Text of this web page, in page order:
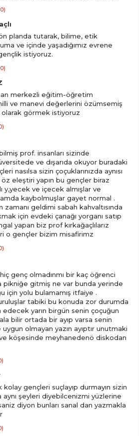
0)
planda tutarak, bilime, etik
ve içinde yaşadığımız evrene
istiyoruz.
0)
merkezli eğitim-öğretim
ve manevi değerlerini özümsemiş
görmek istiyoruz
)
prof. insanları sizinde
ve dışarıda okuyor buradaki
nasılsa sizin çoçuklarınızda aynısı
öz eleştiri yapın bu gençler biraz
y,yecek ve içecek almışlar ve
kaybolmuşlar gayet normal .
zamanı geldimi sabah kahvaltısında
için evdeki çanağı yorganı satıp
yapan biz prof kırkağaçlılarız
o gençler bizim misafirimz
)
genç olmadınmı bir kaç öğrenci
pikniğe gitmiş ne var bunda yerinde
için yolu bulamamış itfaiye .
tabiki bu konuda zor durumda
edecek yarın birgün senin çoçuğun
bilir ortada bir ayıp varsa senin
uygun olmayan yazın ayıptır unutmaki
köşesinde meyhanedenö diskodan
)
gençleri suçlayıp durmayın sizin
aynı şeyleri diyebilcenizmi yüzlerine
diyon bunları sanal dan yazmakla
)